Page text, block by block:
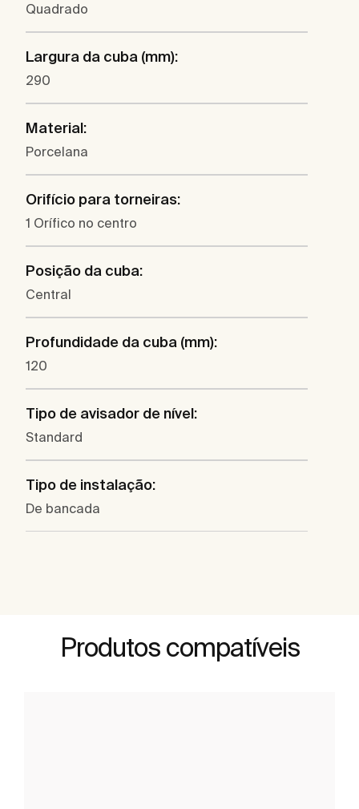
Quadrado
Largura da cuba (mm):
290
Material:
Porcelana
Orifício para torneiras:
1 Orífico no centro
Posição da cuba:
Central
Profundidade da cuba (mm):
120
Tipo de avisador de nível:
Standard
Tipo de instalação:
De bancada
Produtos compatíveis